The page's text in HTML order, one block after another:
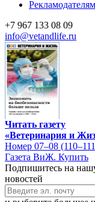
Рекламодателям
+7 967 133 08 09
info@vetandlife.ru
Читать газету
«Ветеринария и
Номер 07–08
Газета ВиЖ. Купить
Подпишитесь на
новостей